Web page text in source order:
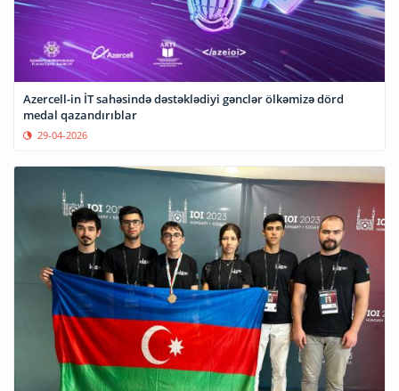
Azercell-in İT sahəsində dəstəklədiyi gənclər ölkəmizə dörd
medal qazandırıblar
29-04-2026